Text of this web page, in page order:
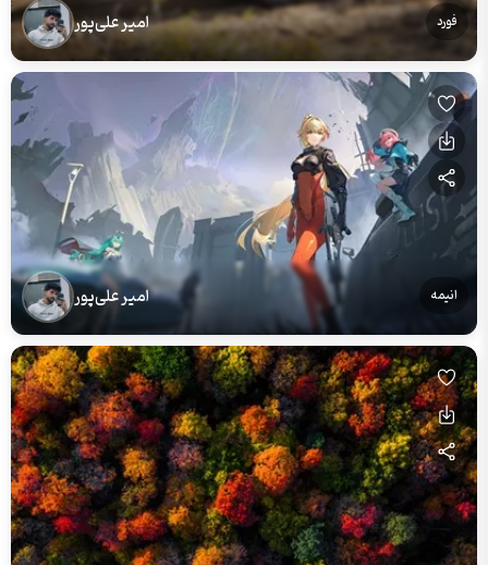
فورد امیر علی‌پور
انیمه امیر علی‌پور